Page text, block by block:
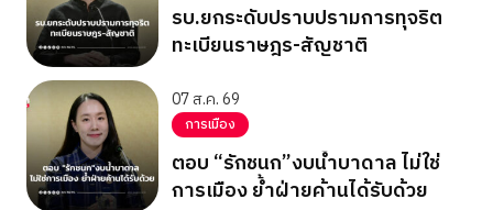
รบ.ยกระดับปราบปรามการทุจริต
ทะเบียนราษฎร-สัญชาติ
07 ส.ค. 69
การเมือง
ตอบ “รักชนก”งบน้ำบาดาล ไม่ใช่
การเมือง ย้ำฝ่ายค้านได้รับด้วย